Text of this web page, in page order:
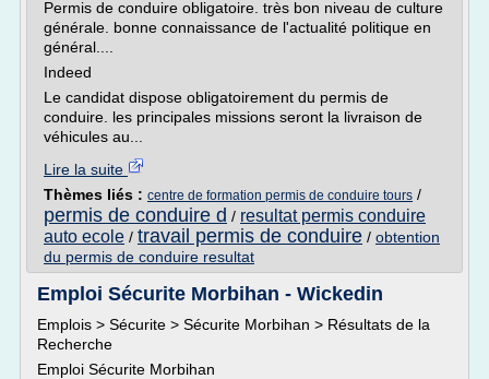
Permis de conduire obligatoire. très bon niveau de culture
générale. bonne connaissance de l'actualité politique en
général....
Indeed
Le candidat dispose obligatoirement du permis de
conduire. les principales missions seront la livraison de
véhicules au...
Lire la suite
Thèmes liés : centre de formation permis de conduire tours /
permis de conduire d / resultat permis conduire
auto ecole / travail permis de conduire / obtention
du permis de conduire resultat
Emploi Sécurite Morbihan - Wickedin
Emplois > Sécurite > Sécurite Morbihan > Résultats de la
Recherche
Emploi Sécurite Morbihan